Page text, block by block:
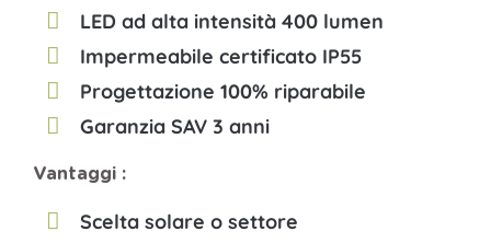
LED ad alta intensità 400 lumen
Impermeabile certificato IP55
Progettazione 100% riparabile
Garanzia SAV 3 anni
Vantaggi :
Scelta solare o settore